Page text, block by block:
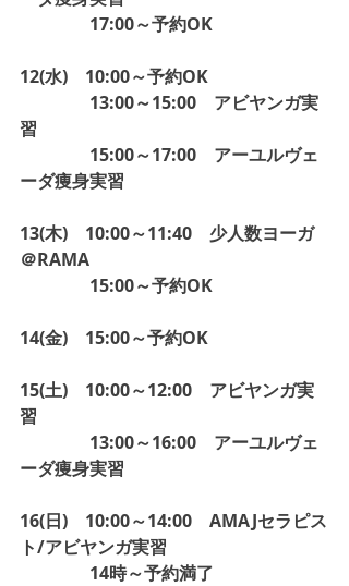
17:00～予約OK
12(水)　10:00～予約OK
13:00～15:00　アビヤンガ実
習
15:00～17:00　アーユルヴェ
ーダ痩身実習
13(木)　10:00～11:40　少人数ヨーガ
＠RAMA
15:00～予約OK
14(金)　15:00～予約OK
15(土)　10:00～12:00　アビヤンガ実
習
13:00～16:00　アーユルヴェ
ーダ痩身実習
16(日)　10:00～14:00　AMAJセラピス
ト/アビヤンガ実習
14時～予約満了